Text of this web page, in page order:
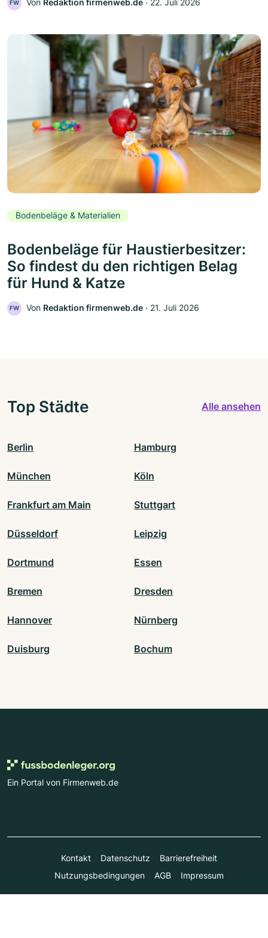
FW Von Redaktion firmenweb.de ‧ 22. Juli 2026
Bodenbeläge & Materialien
Bodenbeläge für Haustierbesitzer:
So findest du den richtigen Belag
für Hund & Katze
FW Von Redaktion firmenweb.de ‧ 21. Juli 2026
Top Städte Alle ansehen
Berlin Hamburg
München Köln
Frankfurt am Main Stuttgart
Düsseldorf Leipzig
Dortmund Essen
Bremen Dresden
Hannover Nürnberg
Duisburg Bochum
Ein Portal von Firmenweb.de
Kontakt Datenschutz
Barrierefreiheit
Nutzungsbedingungen
AGB Impressum